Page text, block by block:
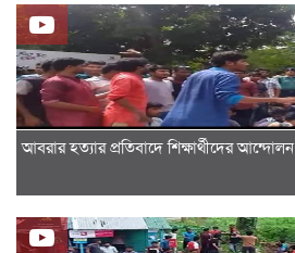
আবরার হত্যার প্রতিবাদে শিক্ষার্থীদের আন্দোলন